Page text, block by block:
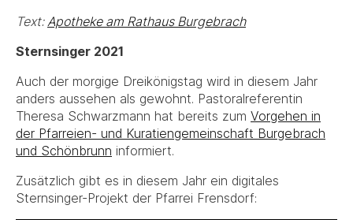
Text: Apotheke am Rathaus Burgebrach
Sternsinger 2021
Auch der morgige Dreikönigstag wird in diesem Jahr
anders aussehen als gewohnt. Pastoralreferentin
Theresa Schwarzmann hat bereits zum Vorgehen in
der Pfarreien- und Kuratiengemeinschaft Burgebrach
und Schönbrunn informiert.
Zusätzlich gibt es in diesem Jahr ein digitales
Sternsinger-Projekt der Pfarrei Frensdorf: